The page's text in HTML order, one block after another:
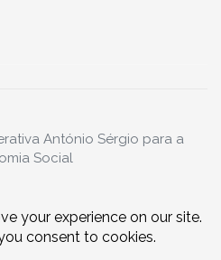
António Sérgio para a
Social